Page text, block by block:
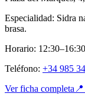
Especialidad: Sidra
brasa.
Horario:
Teléfono: +34 985
Ver ficha completa